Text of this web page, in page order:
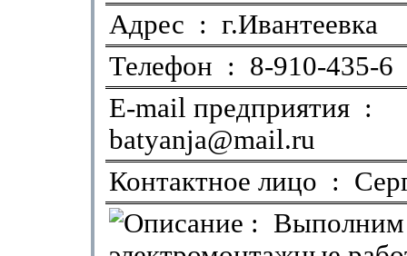
Адрес : г.Ивантеевка
Телефон : 8-910-435-6
E-mail предприятия :
batyanja@mail.ru
Контактное лицо :
: